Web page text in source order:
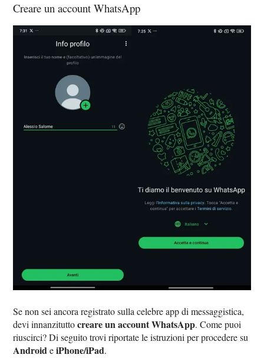
Creare un account WhatsApp
Se non sei ancora registrato sulla celebre app di messaggistica,
devi innanzituttocreare un account WhatsApp. Come puoi
riuscirci? Di seguito trovi riportate le istruzioni per procedere su
AndroideiPhone/iPad.